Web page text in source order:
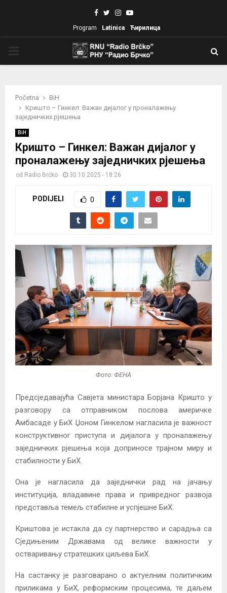
Facebook
TwitterInstagram
Youtube
Program Latinica Ћирилица
Početna
BiH
Кришто – Гинкел: Важан дијалог у проналажењу
заједничких рјешења
BiH
Кришто – Гинкел: Важан дијалог у
проналажењу заједничких рјешења
od Radio Brčko 30.10.2025 - 18:26
PODIJELI 0
Фото: ФЕНА
Предсједавајућа Савјета министара Борјана Кришто у
разговору са отправником послова америчке
Амбасаде у БиХ Џоном Гинкелом нагласила је важност
конструктивног приступа и дијалога у проналажењу
заједничких рјешења која доприносе трајном миру и
стабилности у БиХ.
Она је нагласила да заједнички рад на јачању
институција, владавине права и привредног развоја
представља темељ стабилне и успјешне БиХ.
Криштова је истакла да су партнерство и сарадња са
Сједињеним Државама од велике важности у
остваривању стратешких циљева БиХ.
На састанку је разговарано о актуелним политичким
приликама у БиХ, реформским процесима, те даљем